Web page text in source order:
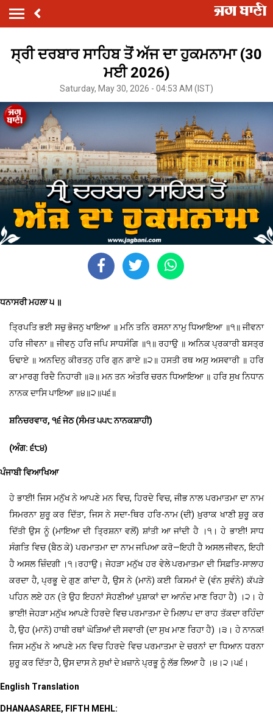
ਸ੍ਰੀ ਦਰਬਾਰ ਸਾਹਿਬ ਤੋਂ ਅੱਜ ਦਾ ਹੁਕਮਨਾਮਾ (30
ਮਈ 2026)
Saturday, May 30, 2026 - 04:53 AM (IST)
ਧਨਾਸਰੀ ਮਹਲਾ ੫ ॥
ਤ੍ਰਿਪਤਿ ਭਈ ਸਚੁ ਭੋਜਨੁ ਖਾਇਆ ॥ ਮਨਿ ਤਨਿ ਰਸਨਾ ਨਾਮੁ ਧਿਆਇਆ ॥੧॥ ਜੀਵਨਾ
ਹਰਿ ਜੀਵਨਾ ॥ ਜੀਵਨੁ ਹਰਿ ਜਪਿ ਸਾਧਸੰਗਿ ॥੧॥ ਰਹਾਉ ॥ ਅਨਿਕ ਪ੍ਰਕਾਰੀ ਬਸਤ੍ਰ
ਓਢਾਏ ॥ ਅਨਦਿਨੁ ਕੀਰਤਨੁ ਹਰਿ ਗੁਨ ਗਾਏ ॥੨॥ ਹਸਤੀ ਰਥ ਅਸੁ ਅਸਵਾਰੀ ॥ ਹਰਿ
ਕਾ ਮਾਰਗੁ ਰਿਦੈ ਨਿਹਾਰੀ ॥੩॥ ਮਨ ਤਨ ਅੰਤਰਿ ਚਰਨ ਧਿਆਇਆ ॥ ਹਰਿ ਸੁਖ ਨਿਧਾਨ
ਨਾਨਕ ਦਾਸਿ ਪਾਇਆ ॥੪॥੨॥੫੬॥
ਸ਼ਨਿਚਰਵਾਰ, ੧੬ ਜੇਠ (ਸੰਮਤ ੫੫੮ ਨਾਨਕਸ਼ਾਹੀ)
(ਅੰਗ: ੬੮੪)
ਪੰਜਾਬੀ ਵਿਆਖਿਆ
ਹੇ ਭਾਈ! ਜਿਸ ਮਨੁੱਖ ਨੇ ਆਪਣੇ ਮਨ ਵਿਚ, ਹਿਰਦੇ ਵਿਚ, ਜੀਭ ਨਾਲ ਪਰਮਾਤਮਾ ਦਾ ਨਾਮ
ਸਿਮਰਨਾ ਸ਼ੁਰੂ ਕਰ ਦਿੱਤਾ, ਜਿਸ ਨੇ ਸਦਾ-ਥਿਰ ਹਰਿ-ਨਾਮ (ਦੀ) ਖ਼ੁਰਾਕ ਖਾਣੀ ਸ਼ੁਰੂ ਕਰ
ਦਿੱਤੀ ਉਸ ਨੂੰ (ਮਾਇਆ ਦੀ ਤਿ੍ਰਸ਼ਨਾ ਵਲੋਂ) ਸ਼ਾਂਤੀ ਆ ਜਾਂਦੀ ਹੈ ।੧। ਹੇ ਭਾਈ! ਸਾਧ
ਸੰਗਤਿ ਵਿਚ (ਬੈਠ ਕੇ) ਪਰਮਾਤਮਾ ਦਾ ਨਾਮ ਜਪਿਆ ਕਰੋ—ਇਹੀ ਹੈ ਅਸਲ ਜੀਵਨ, ਇਹੀ
ਹੈ ਅਸਲ ਜ਼ਿੰਦਗੀ ।੧।ਰਹਾਉ। ਜੇਹੜਾ ਮਨੁੱਖ ਹਰ ਵੇਲੇ ਪਰਮਾਤਮਾ ਦੀ ਸਿਫ਼ਤਿ-ਸਾਲਾਹ
ਕਰਦਾ ਹੈ, ਪ੍ਰਭੂ ਦੇ ਗੁਣ ਗਾਂਦਾ ਹੈ, ਉਸ ਨੇ (ਮਾਨੋ) ਕਈ ਕਿਸਮਾਂ ਦੇ (ਵੰਨ ਸੁਵੰਨੇ) ਕੱਪੜੇ
ਪਹਿਨ ਲਏ ਹਨ (ਤੇ ਉਹ ਇਹਨਾਂ ਸੋਹਣੀਆਂ ਪੁਸ਼ਾਕਾਂ ਦਾ ਆਨੰਦ ਮਾਣ ਰਿਹਾ ਹੈ) ।੨। ਹੇ
ਭਾਈ! ਜੇਹੜਾ ਮਨੁੱਖ ਆਪਣੇ ਹਿਰਦੇ ਵਿਚ ਪਰਮਾਤਮਾ ਦੇ ਮਿਲਾਪ ਦਾ ਰਾਹ ਤੱਕਦਾ ਰਹਿੰਦਾ
ਹੈ, ਉਹ (ਮਾਨੋ) ਹਾਥੀ ਰਥਾਂ ਘੋੜਿਆਂ ਦੀ ਸਵਾਰੀ (ਦਾ ਸੁਖ ਮਾਣ ਰਿਹਾ ਹੈ) ।੩। ਹੇ ਨਾਨਕ!
ਜਿਸ ਮਨੁੱਖ ਨੇ ਆਪਣੇ ਮਨ ਵਿਚ ਹਿਰਦੇ ਵਿਚ ਪਰਮਾਤਮਾ ਦੇ ਚਰਨਾਂ ਦਾ ਧਿਆਨ ਧਰਨਾ
ਸ਼ੁਰੂ ਕਰ ਦਿੱਤਾ ਹੈ, ਉਸ ਦਾਸ ਨੇ ਸੁਖਾਂ ਦੇ ਖ਼ਜ਼ਾਨੇ ਪ੍ਰਭੂ ਨੂੰ ਲੱਭ ਲਿਆ ਹੈ ।੪।੨।੫੬।
English Translation
DHANAASAREE, FIFTH MEHL: